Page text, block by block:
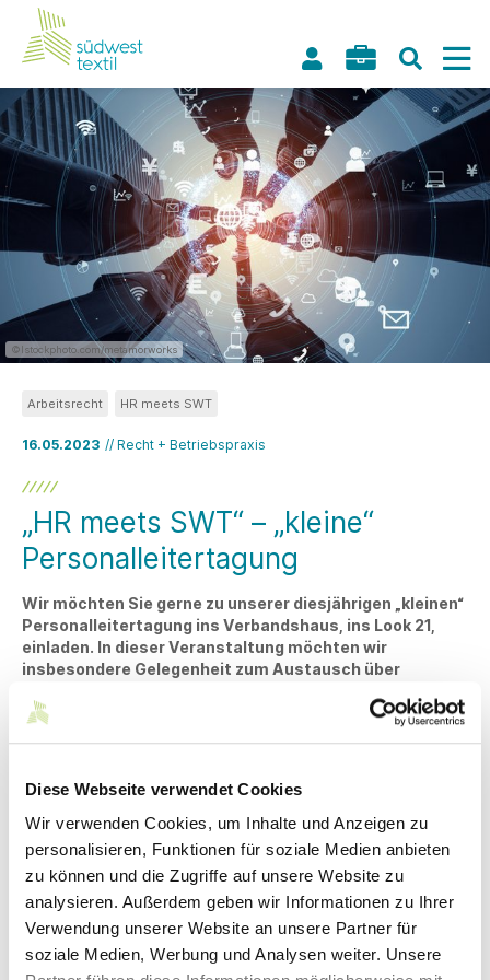
Diese Webseite verwendet Cookies
Wir verwenden Cookies, um Inhalte und Anzeigen zu
personalisieren, Funktionen für soziale Medien anbieten
zu können und die Zugriffe auf unsere Website zu
analysieren. Außerdem geben wir Informationen zu Ihrer
Verwendung unserer Website an unsere Partner für
soziale Medien, Werbung und Analysen weiter. Unsere
©Istockphoto.com/metamorworks
16.05.2023 // Recht + Betriebspraxis
Arbeitsrecht HR meets SWT
„HR meets SWT“ – „kleine“
Personalleitertagung
Wir möchten Sie gerne zu unserer diesjährigen „kleinen“
Personalleitertagung ins Verbandshaus, ins Look 21,
einladen. In dieser Veranstaltung möchten wir
insbesondere Gelegenheit zum Austausch über
geben.
betrieblichen Eingliederungsmanagements. Außerdem
werden wir das Thema Vertrauensarbeitszeit betrachten,
auch im Hinblick auf die Auswirkungen durch das Urteil des
BAG.
Darüber hinaus werden wir die Ergebnisse
des Tarifabschlusses erläutern. Zuletzt sollen die
Voraussetzungen der Inflationsausgleichsprämie behandelt
werden.